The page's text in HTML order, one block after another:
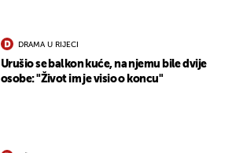
DRAMA U RIJECI
Urušio se balkon kuće, na njemu bile dvije
osobe: "Život im je visio o koncu"